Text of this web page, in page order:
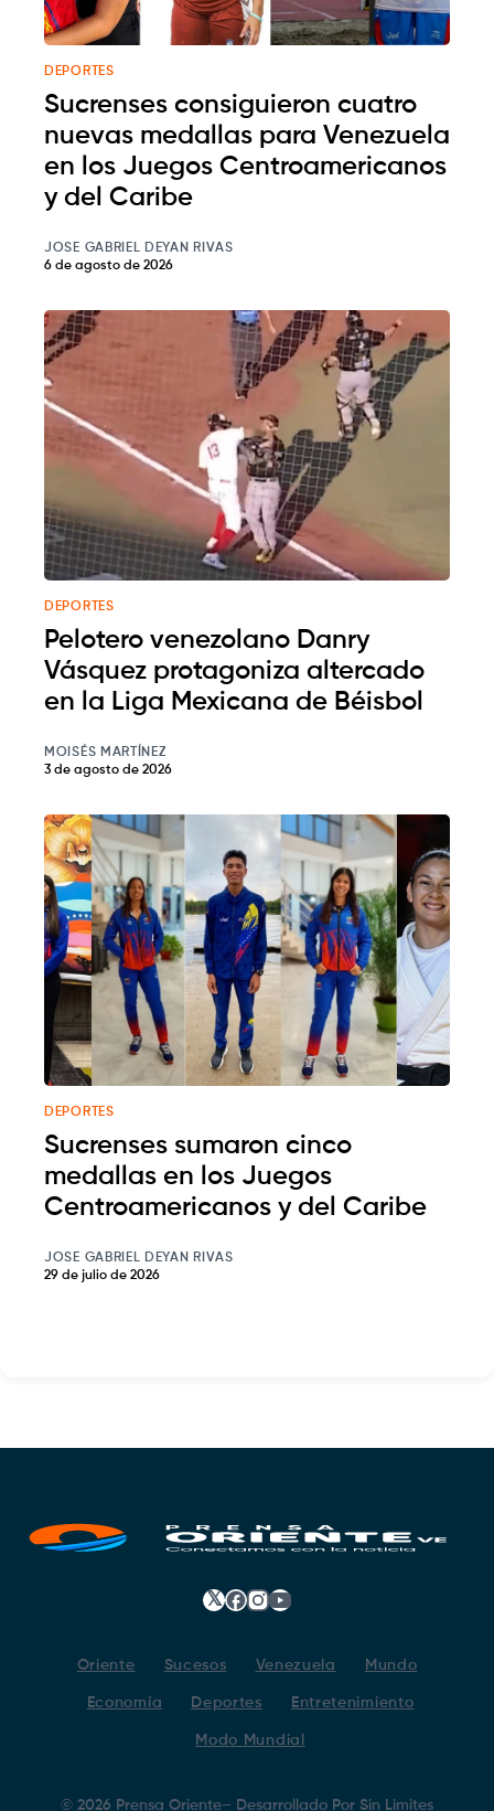
DEPORTES
Sucrenses consiguieron cuatro
nuevas medallas para Venezuela
en los Juegos Centroamericanos
y del Caribe
JOSE GABRIEL DEYAN RIVAS
6 de agosto de 2026
DEPORTES
Pelotero venezolano Danry
Vásquez protagoniza altercado
en la Liga Mexicana de Béisbol
MOISÉS MARTÍNEZ
3 de agosto de 2026
DEPORTES
Sucrenses sumaron cinco
medallas en los Juegos
Centroamericanos y del Caribe
JOSE GABRIEL DEYAN RIVAS
29 de julio de 2026
𝕏 Facebook
Instagram
YouTube
Oriente Sucesos Venezuela Mundo
Economía Deportes Entretenimiento
Modo Mundial
© 2026 Prensa Oriente– Desarrollado Por Sin Limites